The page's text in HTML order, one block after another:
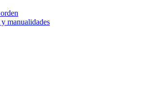
manualidades